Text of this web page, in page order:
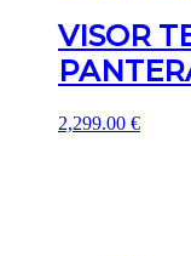
VISOR
2,299.00 €